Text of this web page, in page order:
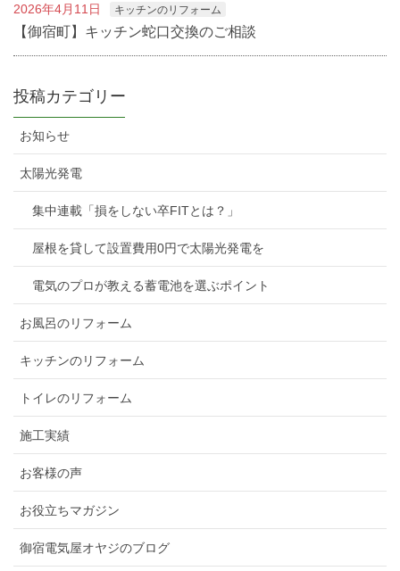
2026年4月11日 キッチンのリフォーム
【御宿町】キッチン蛇口交換のご相談
投稿カテゴリー
お知らせ
太陽光発電
集中連載「損をしない卒FITとは？」
屋根を貸して設置費用0円で太陽光発電を
電気のプロが教える蓄電池を選ぶポイント
お風呂のリフォーム
キッチンのリフォーム
トイレのリフォーム
施工実績
お客様の声
お役立ちマガジン
御宿電気屋オヤジのブログ